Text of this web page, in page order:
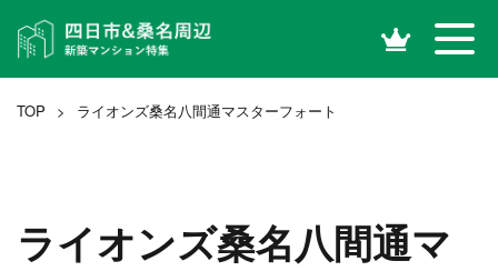
TOP > ライオンズ桑名八間通マスターフォート
ライオンズ桑名八間通マ